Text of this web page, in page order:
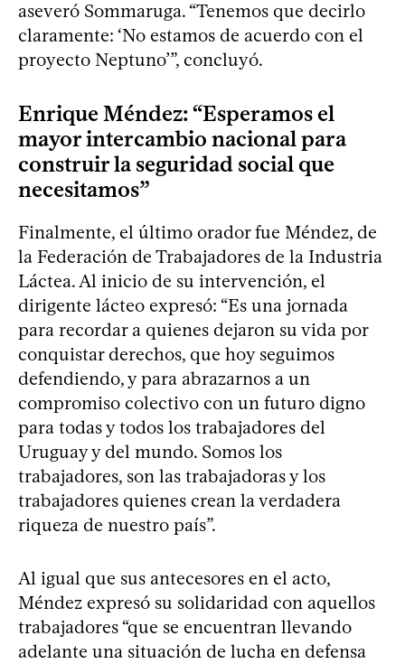
aseveró Sommaruga. “Tenemos que decirlo
claramente: ‘No estamos de acuerdo con el
proyecto Neptuno’”, concluyó.
Enrique Méndez: “Esperamos el
mayor intercambio nacional para
construir la seguridad social que
necesitamos”
Finalmente, el último orador fue Méndez, de
la Federación de Trabajadores de la Industria
Láctea. Al inicio de su intervención, el
dirigente lácteo expresó: “Es una jornada
para recordar a quienes dejaron su vida por
conquistar derechos, que hoy seguimos
defendiendo, y para abrazarnos a un
compromiso colectivo con un futuro digno
para todas y todos los trabajadores del
Uruguay y del mundo. Somos los
trabajadores, son las trabajadoras y los
trabajadores quienes crean la verdadera
riqueza de nuestro país”.
Al igual que sus antecesores en el acto,
Méndez expresó su solidaridad con aquellos
trabajadores “que se encuentran llevando
adelante una situación de lucha en defensa